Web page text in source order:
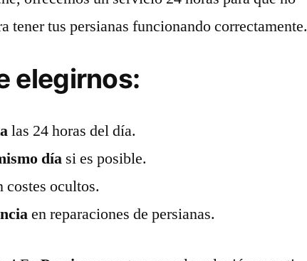
tener tus persianas funcionando correctamente.
elegirnos:
las 24 horas del día.
día si es posible.
costes ocultos.
en reparaciones de persianas.